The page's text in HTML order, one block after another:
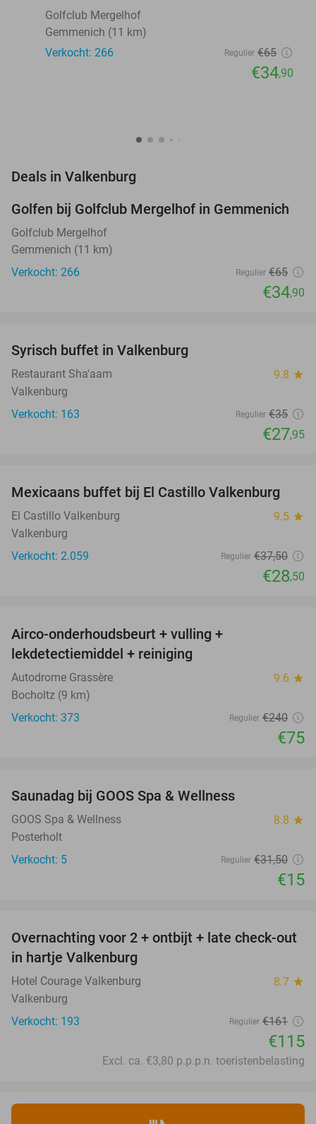
Golfclub Mergelhof
Gemmenich (11 km)
Verkocht: 266
Regulier €65
€34,90
Deals in Valkenburg
46%
Golfen bij Golfclub Mergelhof in Gemmenich
Golfclub Mergelhof
Gemmenich (11 km)
Verkocht: 266
Regulier €65
€34,90
Syrisch buffet in Valkenburg
Restaurant Sha'aam 9.8 star
Valkenburg
Verkocht: 163
Regulier €35
€27,95
24%
Mexicaans buffet bij El Castillo Valkenburg
El Castillo Valkenburg 9.5 star
Valkenburg
Verkocht: 2.059
Regulier €37,50
€28,50
Airco-onderhoudsbeurt + vulling +
lekdetectiemiddel + reiniging
Autodrome Grassère 9.6 star
Bocholtz (9 km)
Verkocht: 373
Regulier €240
€75
TODAY
Saunadag bij GOOS Spa & Wellness
GOOS Spa & Wellness 8.8 star
Posterholt
Verkocht: 5
Regulier €31,50
€15
29%
Overnachting voor 2 + ontbijt + late check-out
in hartje Valkenburg
Hotel Courage Valkenburg 8.7 star
Valkenburg
Verkocht: 193
Regulier €161
€115
Excl. ca. €3,80 p.p.p.n. toeristenbelasting